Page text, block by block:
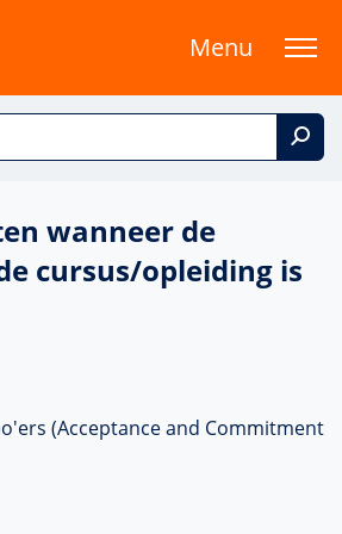
Menu
wanneer de
cursus/opleiding is
(Acceptance and Commitment